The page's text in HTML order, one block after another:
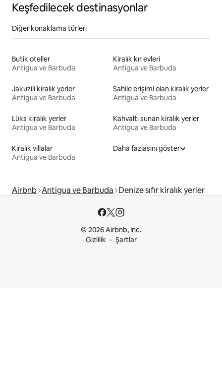
Keşfedilecek destinasyonlar
Diğer konaklama türleri
Butik oteller
Antigua ve Barbuda
Kiralık kır evleri
Antigua ve Barbuda
Jakuzili kiralık yerler
Antigua ve Barbuda
Sahile erişimi olan kiralık yerler
Antigua ve Barbuda
Lüks kiralık yerler
Antigua ve Barbuda
Kahvaltı sunan kiralık yerler
Antigua ve Barbuda
Kiralık villalar
Antigua ve Barbuda
Daha fazlasını göster
Airbnb Antigua ve Barbuda Denize sıfır kiralık yerler
© 2026 Airbnb, Inc.
Gizlilik
Şartlar